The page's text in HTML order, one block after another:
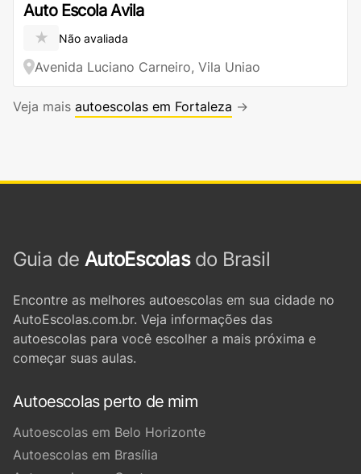
Auto Escola Avila
★ Não avaliada
Avenida Luciano Carneiro, Vila Uniao
Veja mais autoescolas em Fortaleza →
Guia de AutoEscolasdo Brasil
Encontre as melhores autoescolas em sua cidade no
AutoEscolas.com.br. Veja informações das
autoescolas para você escolher a mais próxima e
começar suas aulas.
Autoescolas perto de mim
Autoescolas em Belo Horizonte
Autoescolas em Brasília